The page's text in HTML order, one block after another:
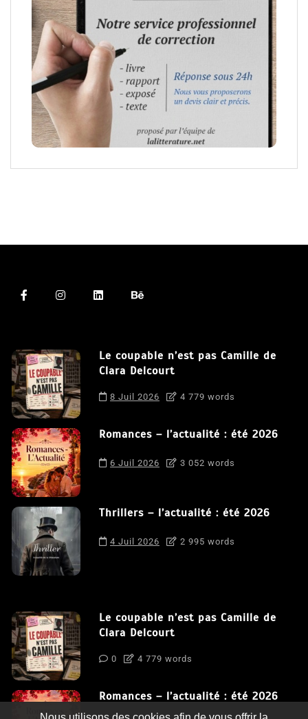
Le coupable n’est pas Camille de
Clara Delcourt
8 Juil 2026 4 779 words
Romances – l’actualité : été 2026
6 Juil 2026 3 052 words
Thrillers – l’actualité : été 2026
4 Juil 2026 2 995 words
Le coupable n’est pas Camille de
Clara Delcourt
0 4 779 words
Romances – l’actualité : été 2026